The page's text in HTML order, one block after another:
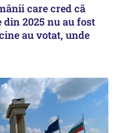
care cred că
2025 nu au fost
au votat, unde